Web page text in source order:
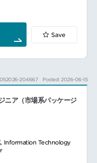
functions.
だきます。要件定義から
の構築、ソフトウェア実装
スをチームで推進し、単
ではなく、プロジェクト
していただきます。1.課題
ト設定および実行計画の
Save
204667 Posted: 2026-06-15
ニア（市場系パッケージ
Information Technology